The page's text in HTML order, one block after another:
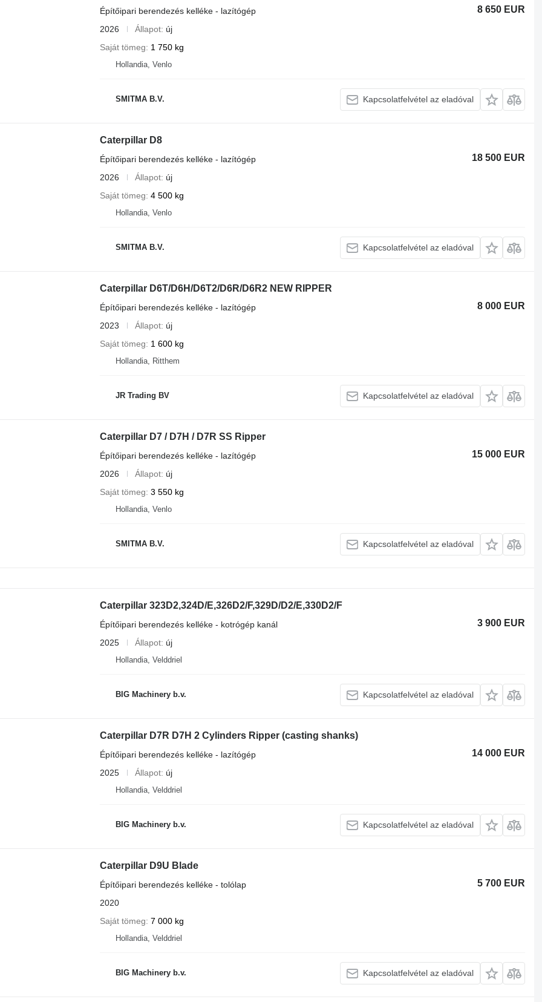
8 650 EUR
Építőipari berendezés kelléke - lazítógép
2026
Állapot új
Saját tömeg
1 750 kg
Hollandia, Venlo
SMITMA B.V. Kapcsolatfelvétel az eladóval
Caterpillar D8
18 500 EUR
Építőipari berendezés kelléke - lazítógép
2026
Állapot új
Saját tömeg 4 500 kg
Hollandia, Venlo
SMITMA B.V. Kapcsolatfelvétel az eladóval
Caterpillar D6T/D6H/D6T2/D6R/D6R2 NEW RIPPER
8 000 EUR
Építőipari berendezés kelléke - lazítógép
2023
Állapot új
Saját tömeg
1 600 kg
Hollandia, Ritthem
JR Trading BV Kapcsolatfelvétel az eladóval
Caterpillar D7 / D7H / D7R SS Ripper
15 000 EUR
Építőipari berendezés kelléke - lazítógép
2026
Állapot új
Saját tömeg 3 550 kg
Hollandia, Venlo
SMITMA B.V. Kapcsolatfelvétel az eladóval
Caterpillar 323D2,324D/E,326D2/F,329D/D2/E,330D2/F
3 900 EUR
Építőipari berendezés kelléke - kotrógép kanál
2025
Állapot új
Hollandia, Velddriel
BIG Machinery b.v. Kapcsolatfelvétel az eladóval
Caterpillar D7R D7H 2 Cylinders Ripper (casting shanks)
14 000 EUR
Építőipari berendezés kelléke - lazítógép
2025
Állapot új
Hollandia, Velddriel
BIG Machinery b.v. Kapcsolatfelvétel az eladóval
Caterpillar D9U Blade
5 700 EUR
Építőipari berendezés kelléke - tolólap
2020
Saját tömeg 7 000 kg
Hollandia, Velddriel
BIG Machinery b.v. Kapcsolatfelvétel az eladóval